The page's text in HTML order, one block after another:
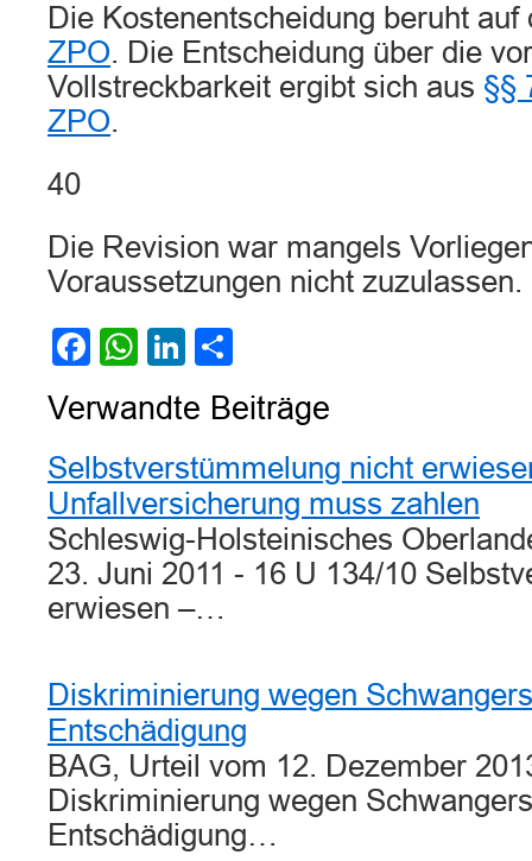
Die Kostenentscheidung beruht
ZPO. Die Entscheidung über die
Vollstreckbarkeit ergibt sich aus §§
ZPO.
40
Die Revision war mangels
Voraussetzungen nicht zuzulassen.
Facebook
WhatsApp
LinkedIn
Verwandte Beiträge
Selbstverstümmelung nicht
Unfallversicherung muss zahlen
Schleswig-Holsteinisches
23. Juni 2011 - 16 U 134/10
erwiesen –…
Diskriminierung wegen
Entschädigung
BAG, Urteil vom 12. Dezember
Diskriminierung wegen
Entschädigung…